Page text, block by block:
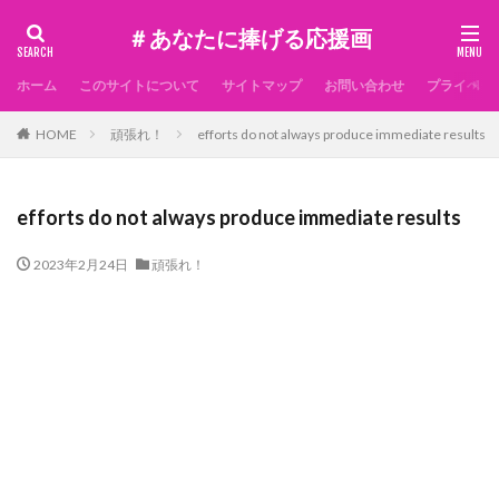
＃あなたに捧げる応援画
ホーム このサイトについて サイトマップ お問い合わせ プライベー
HOME 頑張れ！ efforts do not always produce immediate results
efforts do not always produce immediate results
2023年2月24日 頑張れ！